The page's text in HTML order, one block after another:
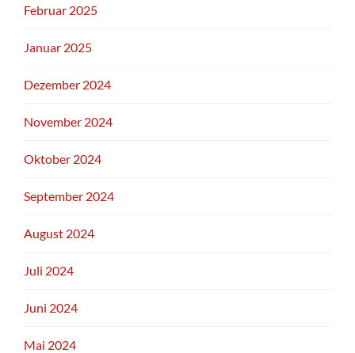
Februar 2025
Januar 2025
Dezember 2024
November 2024
Oktober 2024
September 2024
August 2024
Juli 2024
Juni 2024
Mai 2024